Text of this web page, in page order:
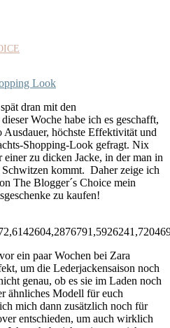
dran mit den
Woche habe ich es geschafft,
Ausdauer, höchste Effektivität und
Shopping-Look gefragt. Nix
zu dicken Jacke, in der man in
kommt. Daher zeige ich
The Blogger´s Choice mein
zu kaufen!
ein paar Wochen bei Zara
um die Lederjackensaison noch
genau, ob es sie im Laden noch
ähnliches Modell für euch
mich dann zusätzlich noch für
entschieden, um auch wirklich